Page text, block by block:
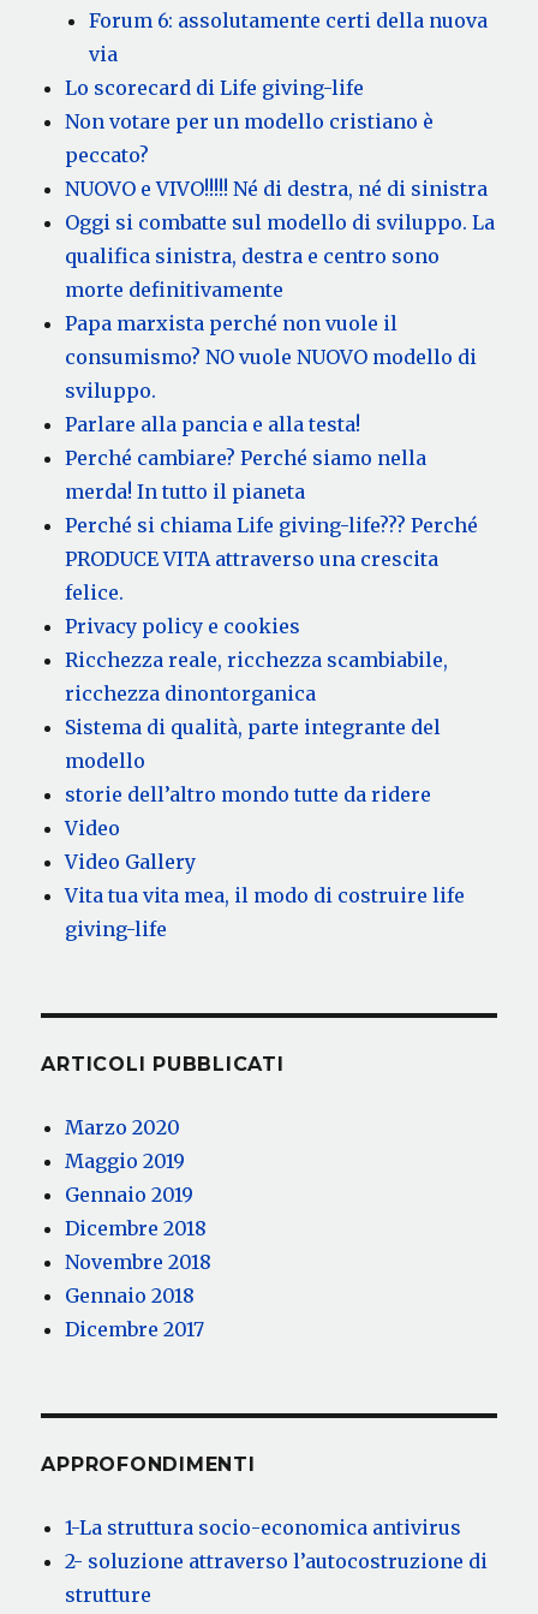
Forum 6: assolutamente certi della nuova
via
Lo scorecard di Life giving-life
Non votare per un modello cristiano è
peccato?
NUOVO e VIVO!!!!! Né di destra, né di sinistra
Oggi si combatte sul modello di sviluppo. La
qualifica sinistra, destra e centro sono
morte definitivamente
Papa marxista perché non vuole il
consumismo? NO vuole NUOVO modello di
sviluppo.
Parlare alla pancia e alla testa!
Perché cambiare? Perché siamo nella
merda! In tutto il pianeta
Perché si chiama Life giving-life??? Perché
PRODUCE VITA attraverso una crescita
felice.
Privacy policy e cookies
Ricchezza reale, ricchezza scambiabile,
ricchezza dinontorganica
Sistema di qualità, parte integrante del
modello
storie dell’altro mondo tutte da ridere
Video
Video Gallery
Vita tua vita mea, il modo di costruire life
giving-life
ARTICOLI PUBBLICATI
Marzo 2020
Maggio 2019
Gennaio 2019
Dicembre 2018
Novembre 2018
Gennaio 2018
Dicembre 2017
APPROFONDIMENTI
1-La struttura socio-economica antivirus
2- soluzione attraverso l’autocostruzione di
strutture